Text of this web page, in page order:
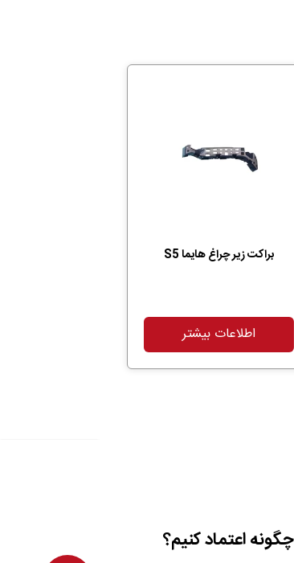
براکت زیر چراغ هایما S5
اطلاعات بیشتر
چگونه اعتماد کنیم؟